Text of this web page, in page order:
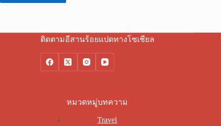
ติดตามอีสานร้อยแปดทางโซเชียล
หมวดหมู่บทความ
Travel